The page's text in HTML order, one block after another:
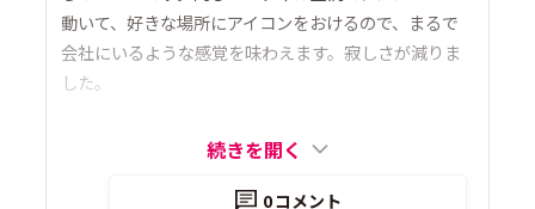
動いて、好きな場所にアイコンをおけるので、まるで
会社にいるような感覚を味わえます。寂しさが減りま
した。
続きを開く
0コメント